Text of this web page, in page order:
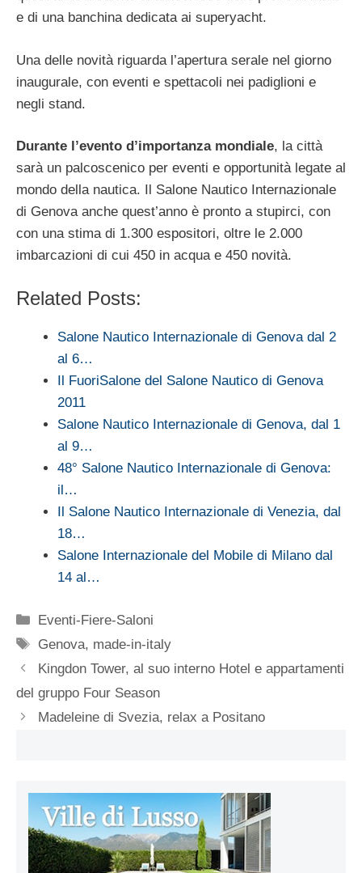
e di una banchina dedicata ai superyacht.
Una delle novità riguarda l’apertura serale nel giorno
inaugurale, con eventi e spettacoli nei padiglioni e
negli stand.
Durante l’evento d’importanza mondiale, la città
sarà un palcoscenico per eventi e opportunità legate al
mondo della nautica. Il Salone Nautico Internazionale
di Genova anche quest’anno è pronto a stupirci, con
con una stima di 1.300 espositori, oltre le 2.000
imbarcazioni di cui 450 in acqua e 450 novità.
Related Posts:
Salone Nautico Internazionale di Genova dal 2
al 6…
Il FuoriSalone del Salone Nautico di Genova
2011
Salone Nautico Internazionale di Genova, dal 1
al 9…
48° Salone Nautico Internazionale di Genova:
il…
Il Salone Nautico Internazionale di Venezia, dal
18…
Salone Internazionale del Mobile di Milano dal
14 al…
Categorie
Eventi-Fiere-Saloni
Tag
Genova, made-in-italy
Kingdon Tower, al suo interno Hotel e appartamenti
del gruppo Four Season
Madeleine di Svezia, relax a Positano